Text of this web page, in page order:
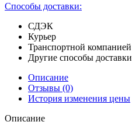
Способы доставки:
СДЭК
Курьер
Транспортной компанией
Другие способы доставки
Описание
Отзывы (0)
История изменения цены
Описание